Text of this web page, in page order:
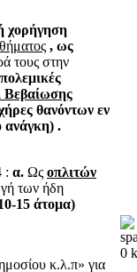
χορήγηση
, ως
τους στην
Βεβαίωσης
θανόντων εν
ανάγκη) .
: α. Ως οπλιτών
των ήδη
15 άτομα)
κ.λ.π» για